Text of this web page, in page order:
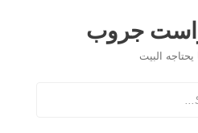
جروب
البيت